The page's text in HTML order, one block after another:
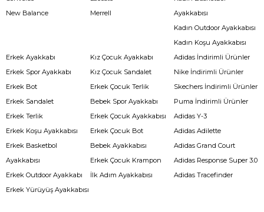
New Balance
Merrell
Ayakkabısı
Kadın Outdoor Ayakkabısı
Kadın Koşu Ayakkabısı
Erkek Ayakkabı
Erkek Spor Ayakkabı
Erkek Bot
Erkek Sandalet
Erkek Terlik
Erkek Koşu Ayakkabısı
Erkek Basketbol
Ayakkabısı
Erkek Outdoor Ayakkabı
Erkek Yürüyüş Ayakkabısı
Kız Çocuk Ayakkabı
Kız Çocuk Sandalet
Erkek Çocuk Terlik
Bebek Spor Ayakkabı
Erkek Çocuk Ayakkabısı
Erkek Çocuk Bot
Bebek Ayakkabısı
Erkek Çocuk Krampon
İlk Adım Ayakkabısı
Adidas İndirimli Ürünler
Nike İndirimli Ürünler
Skechers İndirimli Ürünler
Puma İndirimli Ürünler
Adidas Y-3
Adidas Adilette
Adidas Grand Court
Adidas Response Super 3.0
Adidas Tracefinder